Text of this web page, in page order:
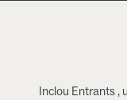
Inclou Entrants ,